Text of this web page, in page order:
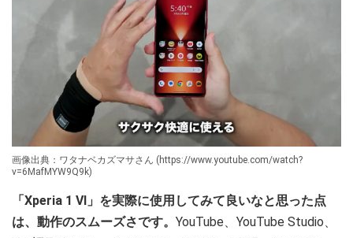
画像出典：ワタナベカズマサさん (https://www.youtube.com/watch?
v=6MafMYW9Q9k)
「Xperia 1 VI」を実際に使用してみて良いなと思った点
は、動作のスムーズさです。 YouTube、YouTube Studio、